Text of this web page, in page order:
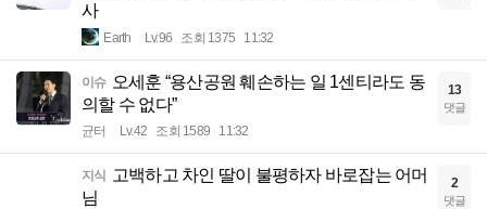
사
Earth Lv.96 조회 1375 11:32
이슈 오세훈 “용산공원 훼손하는 일 1센티라도 동
의할 수 없다”
균터 Lv.42 조회 1589 11:32
13
댓글
지식
고백하고 차인 딸이 불평하자 바로잡는 어머
님
2
댓글